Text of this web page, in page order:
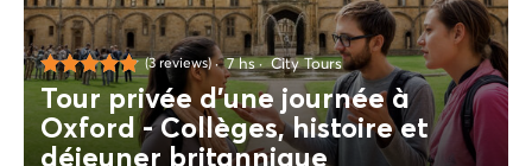
(3 reviews) 7 hs City Tours
Tour privée d'une journée à
Oxford - Collèges, histoire et
déjeuner britannique